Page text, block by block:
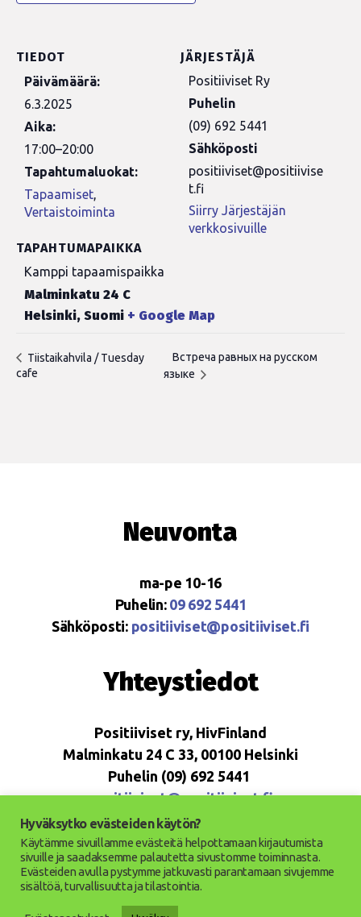
TIEDOT
Päivämäärä:
6.3.2025
Aika:
17:00–20:00
Tapahtumaluokat:
Tapaamiset,
Vertaistoiminta
TAPAHTUMAPAIKKA
Kamppi tapaamispaikka
Malminkatu 24 C
Helsinki, Suomi + Google Map
JÄRJESTÄJÄ
Positiiviset Ry
Puhelin
(09) 692 5441
Sähköposti
positiiviset@positiivise
t.fi
Siirry Järjestäjän
verkkosivuille
Tiistaikahvila / Tuesday
cafe
Встреча равных на русском
языке
Neuvonta
ma-pe 10-16
Puhelin: 09 692 5441
Sähköposti: positiiviset@positiiviset.fi
Yhteystiedot
Positiiviset ry, HivFinland
Malminkatu 24 C 33, 00100 Helsinki
Puhelin (09) 692 5441
positiiviset@positiiviset.fi
© 2026 Positiiviset ry
Hyväksytko evästeiden käytön?
Käytämme sivuillamme evästeitä helpottamaan kirjautumista
sivuille ja saadaksemme palautetta sivustomme toiminnasta.
Evästeiden avulla pystymme jatkuvasti parantamaan sivujemme
sisältöä, turvallisuutta ja tilastointia.